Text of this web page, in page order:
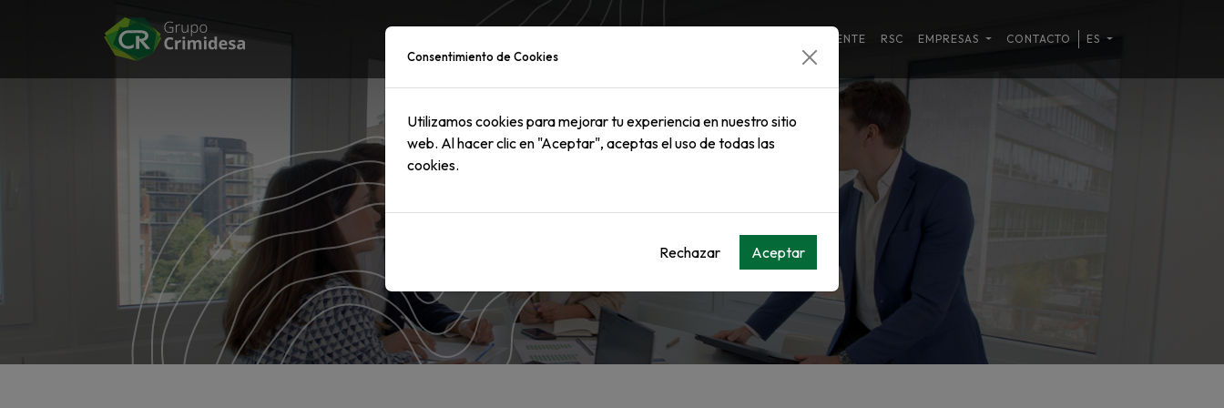
Consentimiento de Cookies
Utilizamos cookies para mejorar tu experiencia en nuestro sitio
web. Al hacer clic en "Aceptar", aceptas el uso de todas las
cookies.
Rechazar Aceptar
MEDIOAMBIENTE RSC EMPRESAS CONTACTO ES